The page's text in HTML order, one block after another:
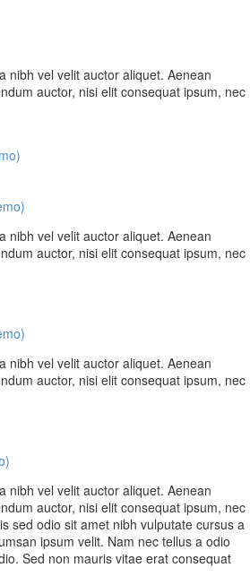
nibh vel velit auctor aliquet. Aenean
auctor, nisi elit consequat ipsum, nec
nibh vel velit auctor aliquet. Aenean
auctor, nisi elit consequat ipsum, nec
nibh vel velit auctor aliquet. Aenean
auctor, nisi elit consequat ipsum, nec
nibh vel velit auctor aliquet. Aenean
auctor, nisi elit consequat ipsum, nec
sed odio sit amet nibh vulputate cursus a
ipsum velit. Nam nec tellus a odio
Sed non mauris vitae erat consequat